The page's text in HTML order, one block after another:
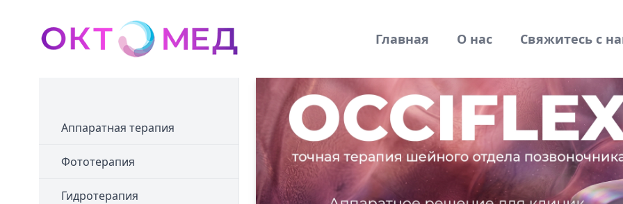
Главная О нас Свяжитесь с
Аппаратная терапия
Фототерапия
Гидротерапия